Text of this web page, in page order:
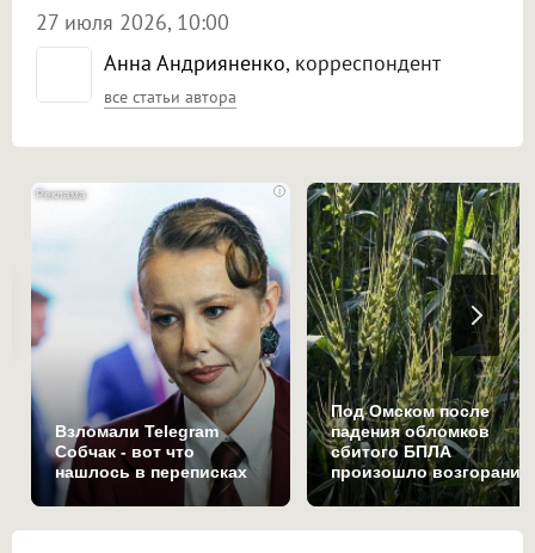
Анна Андрияненко, корреспондент
все статьи автора
27 июля 2026, 10:00
i
Взломали Telegram
Собчак - вот что
нашлось в переписках
Под Омском после
падения обломков
сбитого БПЛА
произошло возгорание
на поле